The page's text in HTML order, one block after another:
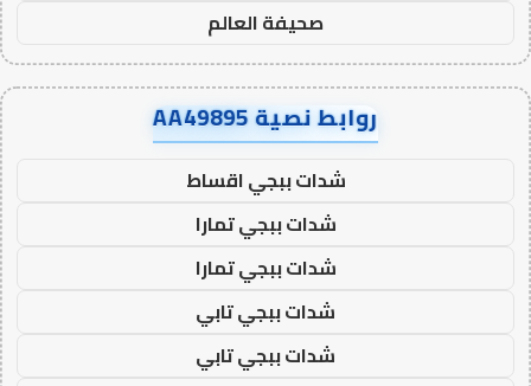
صحيفة العالم
روابط نصية AA49895
شدات ببجي اقساط
شدات ببجي تمارا
شدات ببجي تمارا
شدات ببجي تابي
شدات ببجي تابي